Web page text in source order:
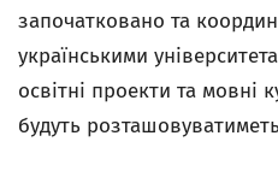
започатковано та
українськими
освітні проекти та мовні
будуть